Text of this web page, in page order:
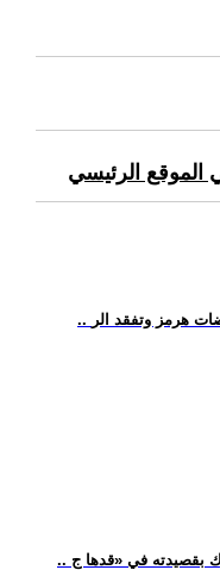
الموقع الرئيسي
هرمز وتفقد الر
بقصيدته في «قدها ج